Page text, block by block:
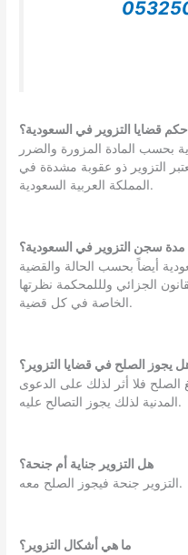
قضايا التزوير في السعودية؟
بحسب المادة المزورة والضرر
التزوير ذو عقوبة مشدةة في
المملكة العربية السعودية.
سجن التزوير في السعودية؟
أيضاً بحسب الحالة والقضية
الجزائي ولللمحكمة نظرتها
الخاصة في كل قضية.
يجوز الصلح في قضايا التزوير؟
الصلح فلا أثر لذلك على الدعوى
المدنية لذلك يجوز التصالح عليه.
هل التزوير جناية أم جنحة؟
التزوير جنحة فيجوز الصلح معه.
ما هي أشكال التزوير؟